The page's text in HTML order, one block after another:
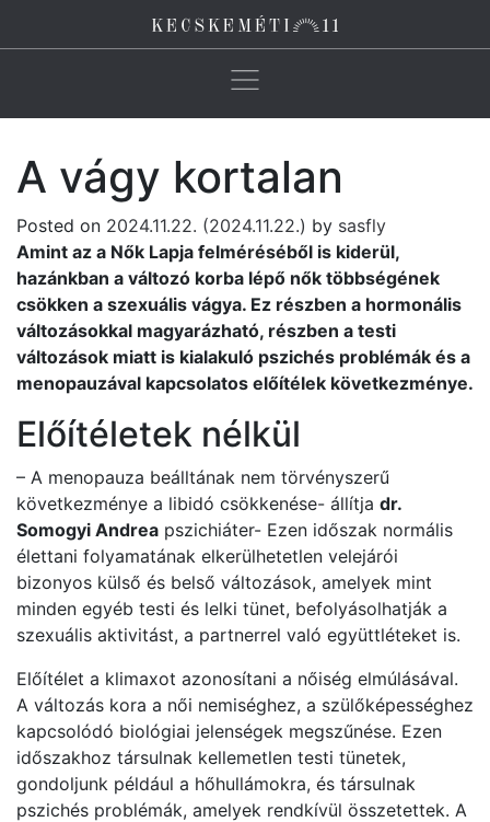
Main Navigation
A vágy kortalan
Posted on 2024.11.22. (2024.11.22.) by sasfly
Amint az a Nők Lapja felméréséből is kiderül,
hazánkban a változó korba lépő nők többségének
csökken a szexuális vágya. Ez részben a hormonális
változásokkal magyarázható, részben a testi
változások miatt is kialakuló pszichés problémák és a
menopauzával kapcsolatos előítélek következménye.
Előítéletek nélkül
– A menopauza beálltának nem törvényszerű
következménye a libidó csökkenése- állítja dr.
Somogyi Andrea pszichiáter- Ezen időszak normális
élettani folyamatának elkerülhetetlen velejárói
bizonyos külső és belső változások, amelyek mint
minden egyéb testi és lelki tünet, befolyásolhatják a
szexuális aktivitást, a partnerrel való együttléteket is.
Előítélet a klimaxot azonosítani a nőiség elmúlásával.
A változás kora a női nemiséghez, a szülőképességhez
kapcsolódó biológiai jelenségek megszűnése. Ezen
időszakhoz társulnak kellemetlen testi tünetek,
gondoljunk például a hőhullámokra, és társulnak
pszichés problémák, amelyek rendkívül összetettek. A